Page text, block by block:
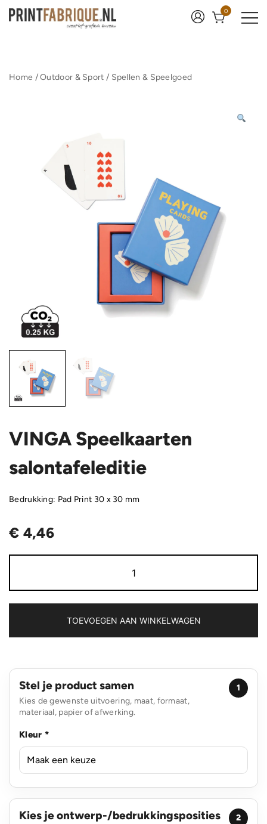
naar
0
Home /Outdoor & Sport / Spellen & Speelgoed
VINGA Speelkaarten
salontafeleditie
Bedrukking: Pad Print 30 x 30 mm
€ 4,46
Speelkaarten
TOEVOEGEN AAN WINKELWAGEN
Stel je product samen
Kies de gewenste uitvoering, maat, formaat,
materiaal, papier of afwerking.
1
Kleur *
Kies je ontwerp-/bedrukkingsposities 2